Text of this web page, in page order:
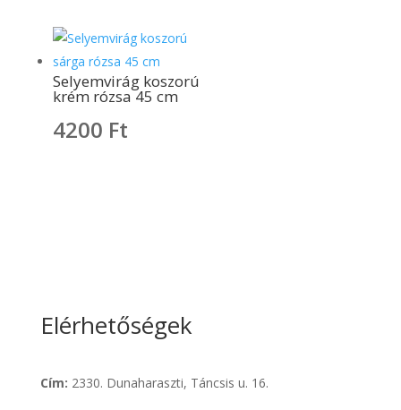
Selyemvirág koszorú
krém rózsa 45 cm
4200 Ft
Elérhetőségek
Cím: 2330. Dunaharaszti, Táncsis u. 16.